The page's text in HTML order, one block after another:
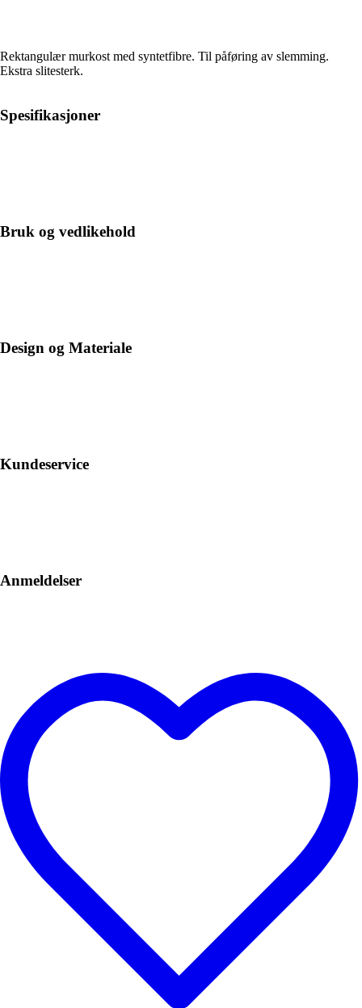
Rektangulær murkost med syntetfibre. Til påføring av slemming.
Ekstra slitesterk.
Spesifikasjoner
Bruk og vedlikehold
Design og Materiale
Kundeservice
Anmeldelser